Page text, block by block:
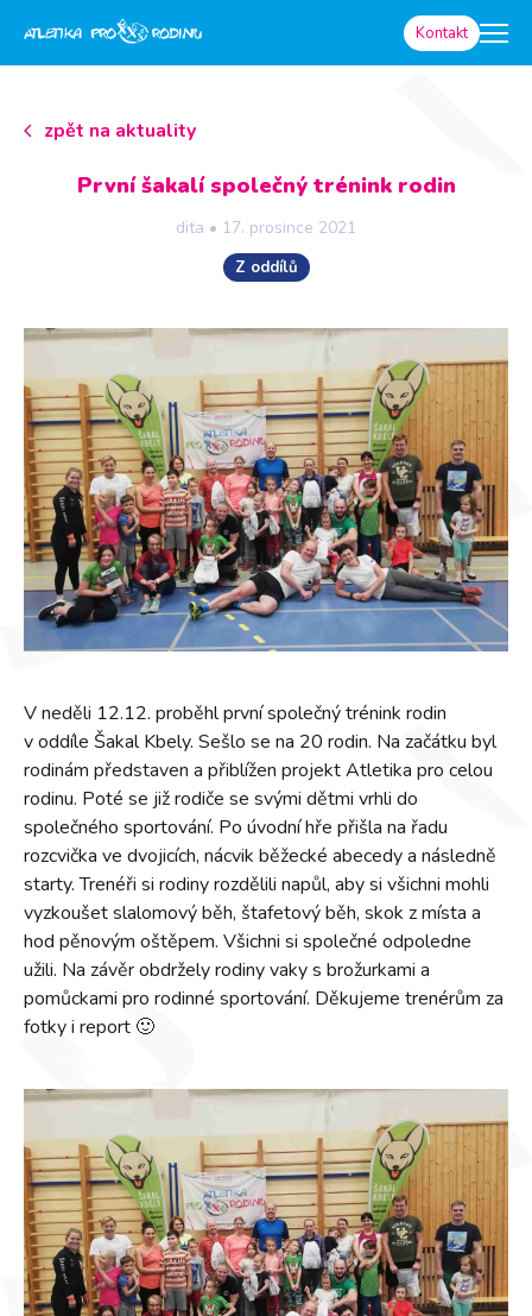
Kontakt
zpět na aktuality
První šakalí společný trénink rodin
dita • 17. prosince 2021
Z oddílů
V neděli 12.12. proběhl první společný trénink rodin
v oddíle Šakal Kbely. Sešlo se na 20 rodin. Na začátku byl
rodinám představen a přiblížen projekt Atletika pro celou
rodinu. Poté se již rodiče se svými dětmi vrhli do
společného sportování. Po úvodní hře přišla na řadu
rozcvička ve dvojicích, nácvik běžecké abecedy a následně
starty. Trenéři si rodiny rozdělili napůl, aby si všichni mohli
vyzkoušet slalomový běh, štafetový běh, skok z místa a
hod pěnovým oštěpem. Všichni si společné odpoledne
užili. Na závěr obdržely rodiny vaky s brožurkami a
pomůckami pro rodinné sportování. Děkujeme trenérům za
fotky i report 🙂